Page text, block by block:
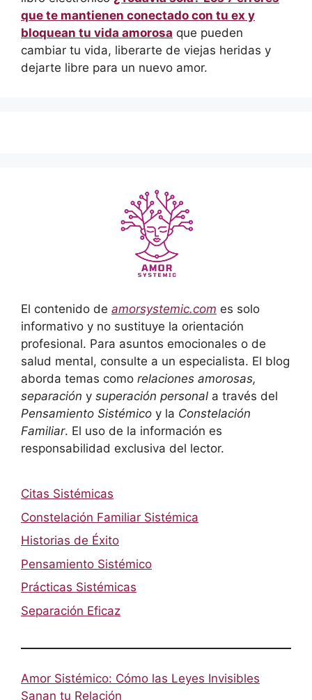
que te mantienen conectado con tu ex y
bloquean tu vida amorosa que pueden
cambiar tu vida, liberarte de viejas heridas y
dejarte libre para un nuevo amor.
El contenido de amorsystemic.com es solo
informativo y no sustituye la orientación
profesional. Para asuntos emocionales o de
salud mental, consulte a un especialista. El blog
aborda temas como relaciones amorosas,
separación y superación personal a través del
Pensamiento Sistémico y la Constelación
Familiar. El uso de la información es
responsabilidad exclusiva del lector.
Citas Sistémicas
Constelación Familiar Sistémica
Historias de Éxito
Pensamiento Sistémico
Prácticas Sistémicas
Separación Eficaz
Amor Sistémico: Cómo las Leyes Invisibles
Sanan tu Relación